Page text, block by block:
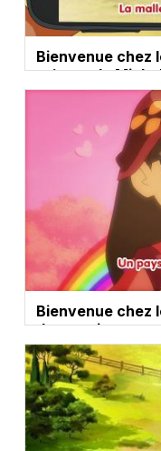
Bienvenue chez
trésors de
Bienvenue chez
de surprises